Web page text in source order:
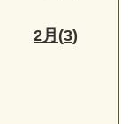
2月(3)